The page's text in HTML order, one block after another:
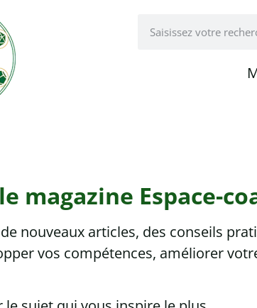
magazine Espace-
nouveaux articles, des conseils
vos compétences, améliorer